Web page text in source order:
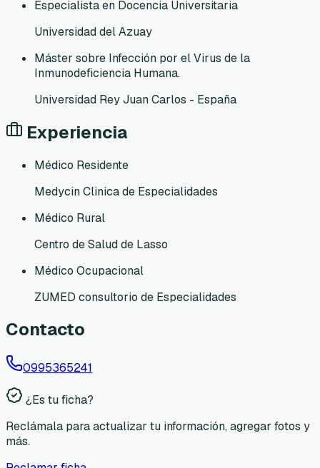
Especialista en Docencia Universitaria
Universidad del Azuay
Máster sobre Infección por el Virus de la
Inmunodeficiencia Humana.
Universidad Rey Juan Carlos - España
Experiencia
Médico Residente
Medycin Clinica de Especialidades
Médico Rural
Centro de Salud de Lasso
Médico Ocupacional
ZUMED consultorio de Especialidades
Contacto
0995365241
¿Es tu ficha?
Reclámala para actualizar tu información, agregar fotos y
más.